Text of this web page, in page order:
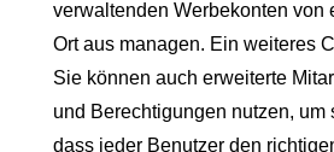
verwaltenden Werbekonten von
Ort aus managen. Ein weiteres
Sie können auch erweiterte
und Berechtigungen nutzen, um
dass jeder Benutzer den